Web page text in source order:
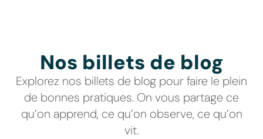
Nos billets de blog
Explorez nos billets de blog pour faire le plein
de bonnes pratiques. On vous partage ce
qu’on apprend, ce qu’on observe, ce qu’on
vit.